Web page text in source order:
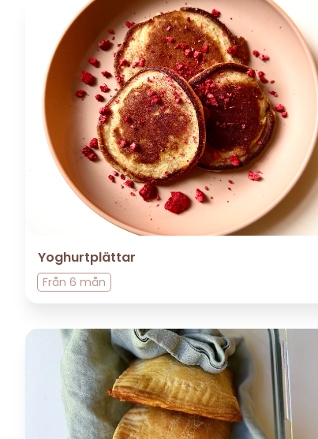
Yoghurtplättar
Från 6 mån